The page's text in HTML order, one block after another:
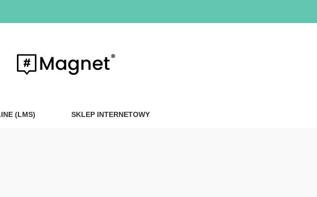
(LMS) SKLEP INTERNETOWY